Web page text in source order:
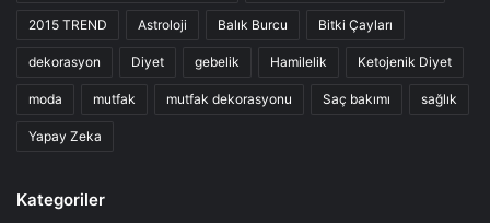
2015 TREND Astroloji Balık Burcu Bitki Çayları
dekorasyon Diyet gebelik Hamilelik Ketojenik Diyet
moda mutfak mutfak dekorasyonu Saç bakımı sağlık
Yapay Zeka
Kategoriler